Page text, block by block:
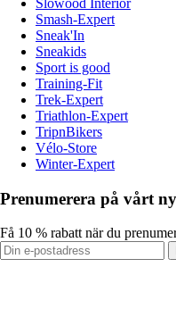
Slowood Interior
Smash-Expert
Sneak'In
Sneakids
Sport is good
Training-Fit
Trek-Expert
Triathlon-Expert
TripnBikers
Vélo-Store
Winter-Expert
Prenumerera på vårt
Få 10 % rabatt när du